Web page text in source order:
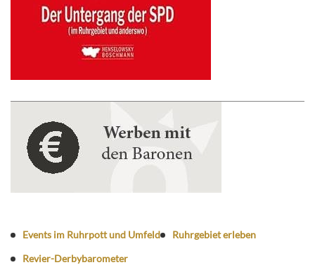
Events im Ruhrpott und Umfeld
Ruhrgebiet erleben
Revier-Derbybarometer